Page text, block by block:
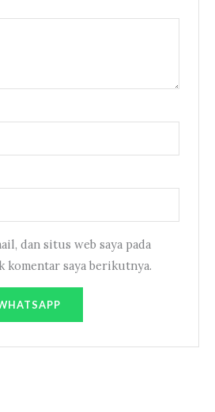
dan situs web saya pada
komentar saya berikutnya.